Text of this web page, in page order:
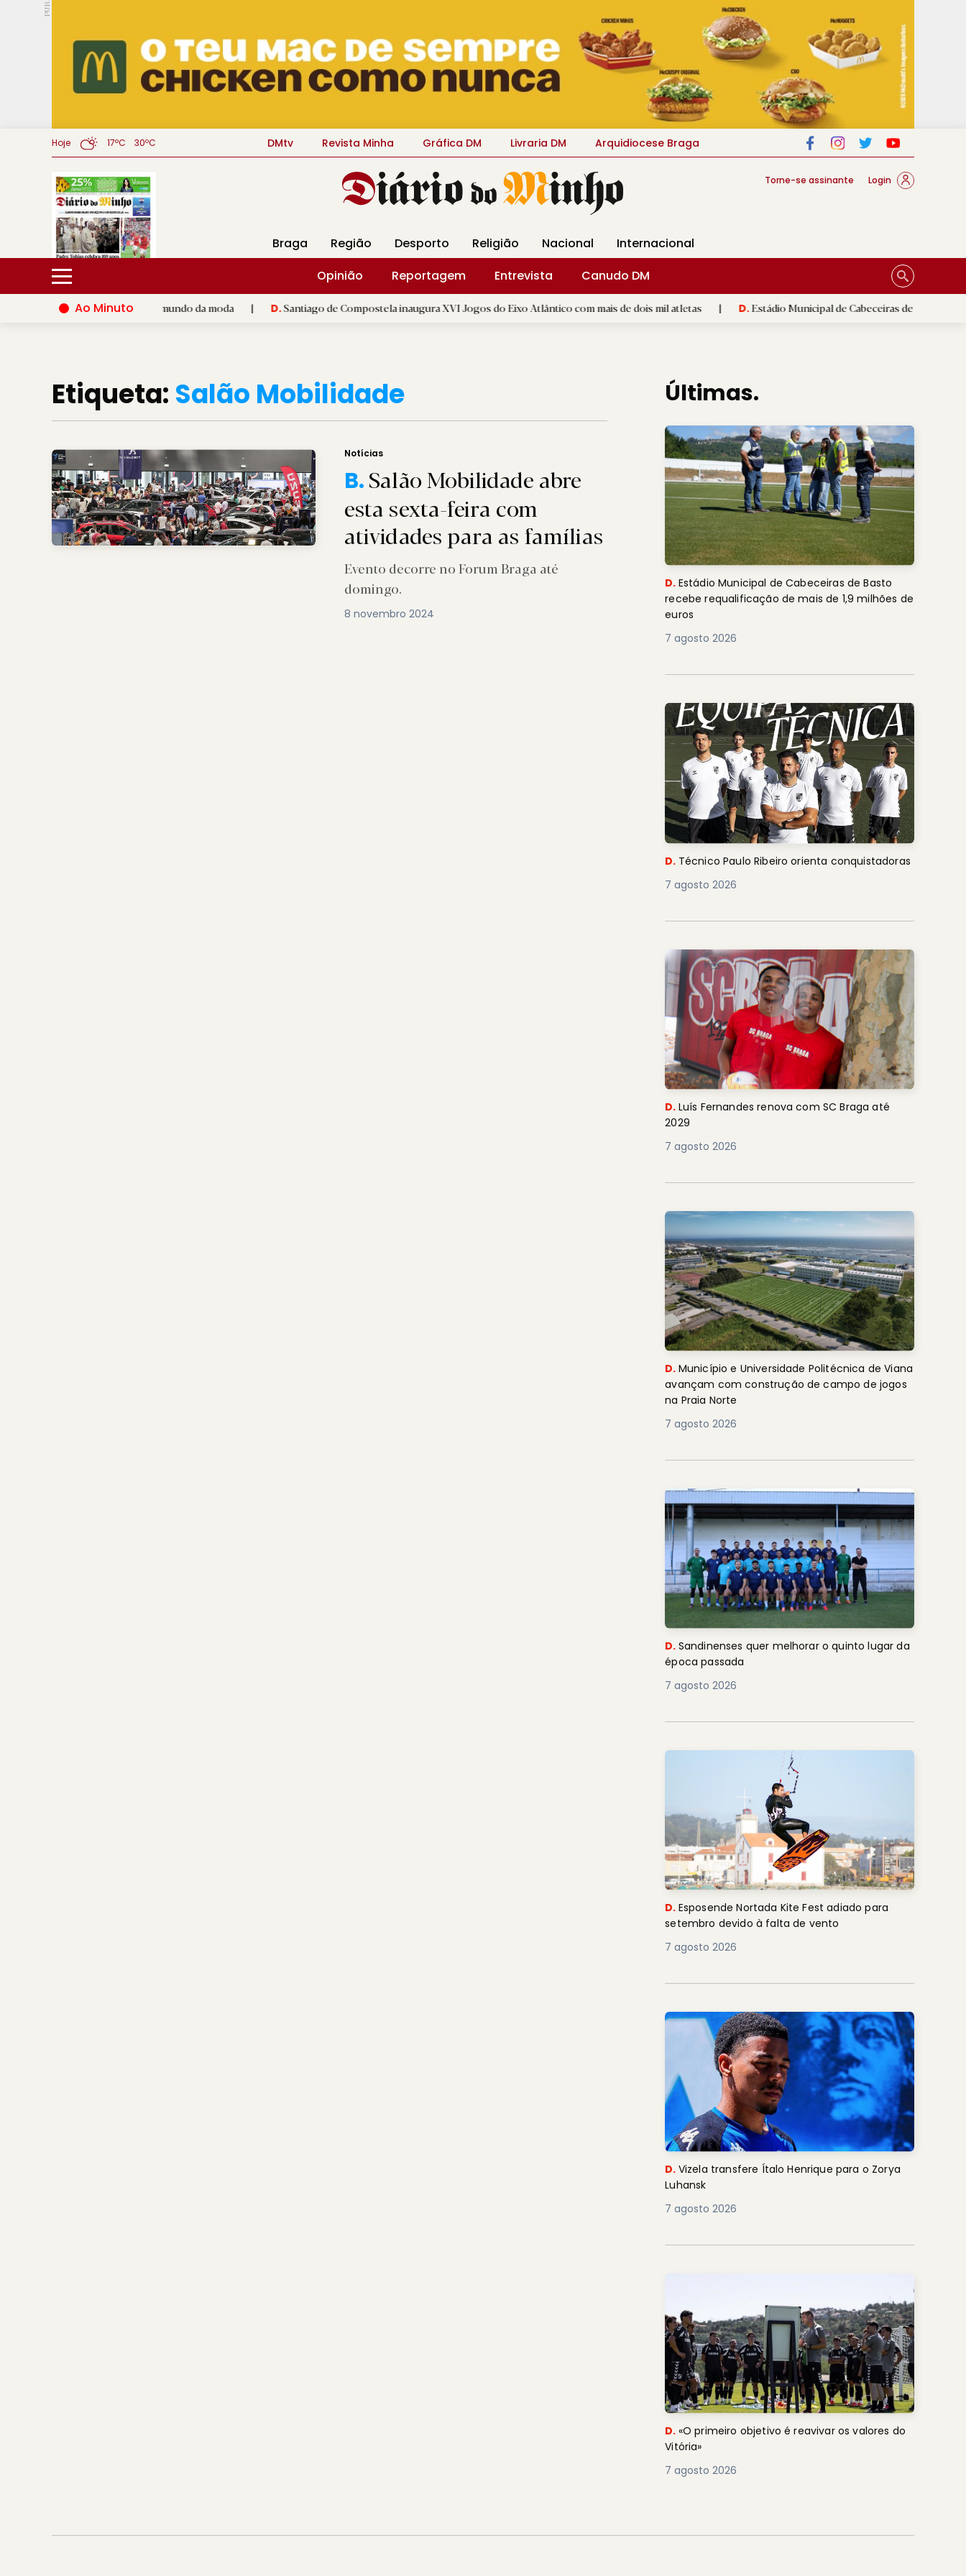
PUB.
Hoje 17ºC 30ºC DMtv Revista Minha Gráfica DM Livraria DM Arquidiocese Braga
Torne-se assinante Login
Braga Região Desporto Religião Nacional
Internacional
Opinião
Reportagem Entrevista
Canudo DM
Ao Minuto
e à inovação do mundo da moda | D.Santiago de Compostela inaugura XVI Jogos do Eixo Atlântico com mais de dois mil atletas | D.Estádio Municipal de Cabeceiras de Basto recebe
Etiqueta: Salão Mobilidade
Notícias
B.Salão Mobilidade abre
esta sexta-feira com
atividades para as famílias
Evento decorre no Forum Braga até
domingo.
8 novembro 2024
Últimas.
D. Estádio Municipal de Cabeceiras de Basto
recebe requalificação de mais de 1,9 milhões de
euros
7 agosto 2026
D. Técnico Paulo Ribeiro orienta conquistadoras
7 agosto 2026
D. Luís Fernandes renova com SC Braga até
2029
7 agosto 2026
D. Município e Universidade Politécnica de Viana
avançam com construção de campo de jogos
na Praia Norte
7 agosto 2026
D. Sandinenses quer melhorar o quinto lugar da
época passada
7 agosto 2026
D. Esposende Nortada Kite Fest adiado para
setembro devido à falta de vento
7 agosto 2026
D. Vizela transfere Ítalo Henrique para o Zorya
Luhansk
7 agosto 2026
D. «O primeiro objetivo é reavivar os valores do
Vitória»
7 agosto 2026